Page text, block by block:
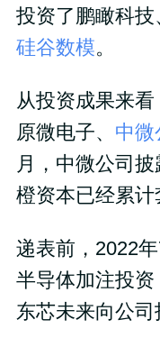
投资了鹏瞰科技
硅谷数模。
从投资成果来
原微电子、 中微
月，中微公司
橙资本已经累计
递表前，2022
半导体加注投
东芯未来向公司